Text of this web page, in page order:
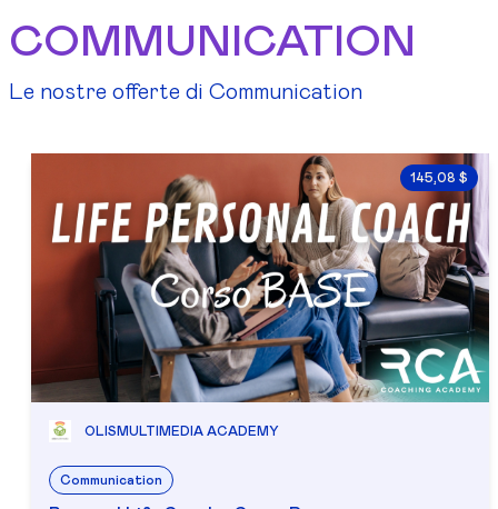
COMMUNICATION
Le nostre offerte di Communication
145,08 $
OLISMULTIMEDIA ACADEMY
Communication